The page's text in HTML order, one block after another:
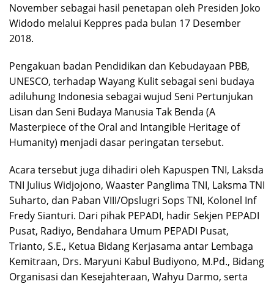
November sebagai hasil penetapan oleh Presiden Joko
Widodo melalui Keppres pada bulan 17 Desember
2018.
Pengakuan badan Pendidikan dan Kebudayaan PBB,
UNESCO, terhadap Wayang Kulit sebagai seni budaya
adiluhung Indonesia sebagai wujud Seni Pertunjukan
Lisan dan Seni Budaya Manusia Tak Benda (A
Masterpiece of the Oral and Intangible Heritage of
Humanity) menjadi dasar peringatan tersebut.
Acara tersebut juga dihadiri oleh Kapuspen TNI, Laksda
TNI Julius Widjojono, Waaster Panglima TNI, Laksma TNI
Suharto, dan Paban VIII/Opslugri Sops TNI, Kolonel Inf
Fredy Sianturi. Dari pihak PEPADI, hadir Sekjen PEPADI
Pusat, Radiyo, Bendahara Umum PEPADI Pusat,
Trianto, S.E., Ketua Bidang Kerjasama antar Lembaga
Kemitraan, Drs. Maryuni Kabul Budiyono, M.Pd., Bidang
Organisasi dan Kesejahteraan, Wahyu Darmo, serta